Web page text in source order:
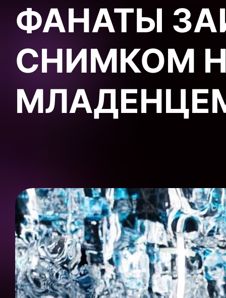
ФАНАТЫ
СНИМКОМ